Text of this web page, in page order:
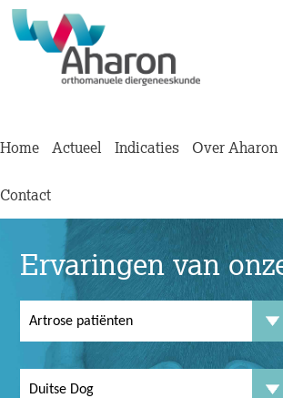
Home Actueel Indicaties Over Aharon
Contact
Ervaringen van